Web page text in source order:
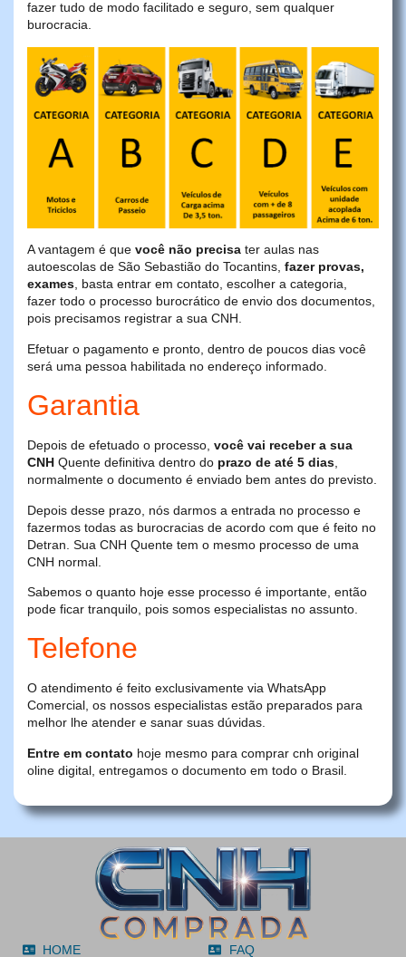
fazer tudo de modo facilitado e seguro, sem qualquer
burocracia.
A vantagem é que você não precisa ter aulas nas
autoescolas de São Sebastião do Tocantins, fazer provas,
exames, basta entrar em contato, escolher a categoria,
fazer todo o processo burocrático de envio dos documentos,
pois precisamos registrar a sua CNH.
Efetuar o pagamento e pronto, dentro de poucos dias você
será uma pessoa habilitada no endereço informado.
Garantia
Depois de efetuado o processo, você vai receber a sua
CNH Quente definitiva dentro do prazo de até 5 dias,
normalmente o documento é enviado bem antes do previsto.
Depois desse prazo, nós darmos a entrada no processo e
fazermos todas as burocracias de acordo com que é feito no
Detran. Sua CNH Quente tem o mesmo processo de uma
CNH normal.
Sabemos o quanto hoje esse processo é importante, então
pode ficar tranquilo, pois somos especialistas no assunto.
Telefone
O atendimento é feito exclusivamente via WhatsApp
Comercial, os nossos especialistas estão preparados para
melhor lhe atender e sanar suas dúvidas.
Entre em contato hoje mesmo para comprar cnh original
oline digital, entregamos o documento em todo o Brasil.
HOME FAQ